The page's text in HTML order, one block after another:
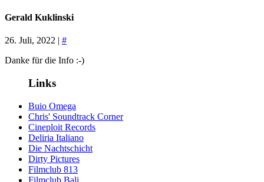
Gerald Kuklinski
26. Juli, 2022 | #
Danke für die Info :-)
Links
Buio Omega
Chris' Soundtrack Corner
Cineploit Records
Deliria Italiano
Die Nachtschicht
Dirty Pictures
Filmclub 813
Filmclub Bali